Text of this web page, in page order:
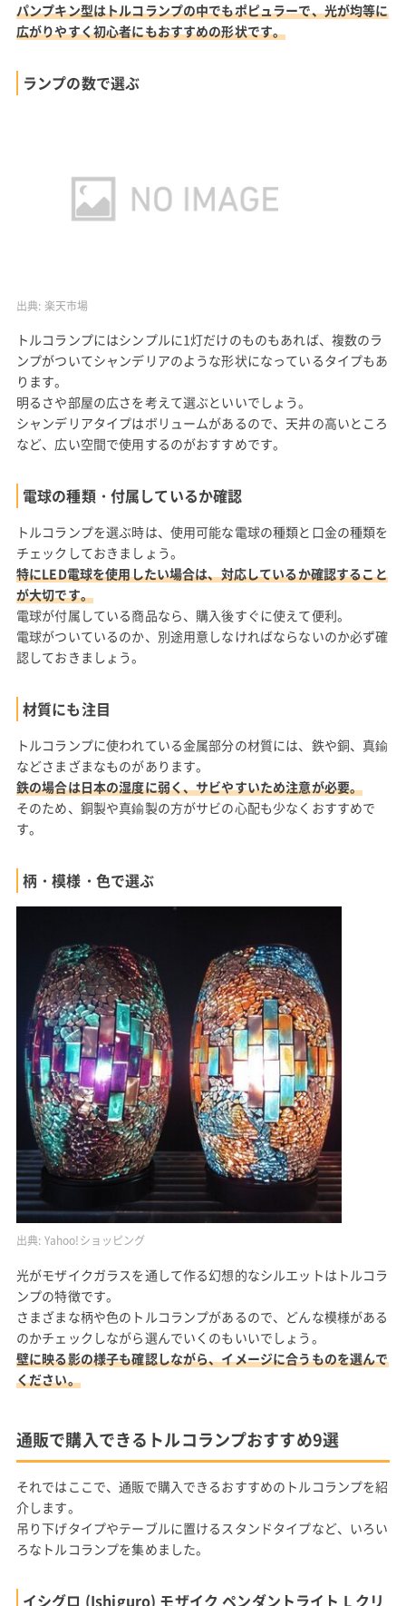
パンプキン型はトルコランプの中でもポピュラーで、光が均等に
広がりやすく初心者にもおすすめの形状です。
ランプの数で選ぶ
出典: 楽天市場
トルコランプにはシンプルに1灯だけのものもあれば、複数のラ
ンプがついてシャンデリアのような形状になっているタイプもあ
ります。
明るさや部屋の広さを考えて選ぶといいでしょう。
シャンデリアタイプはボリュームがあるので、天井の高いところ
など、広い空間で使用するのがおすすめです。
電球の種類・付属しているか確認
トルコランプを選ぶ時は、使用可能な電球の種類と口金の種類を
チェックしておきましょう。
特にLED電球を使用したい場合は、対応しているか確認すること
が大切です。
電球が付属している商品なら、購入後すぐに使えて便利。
電球がついているのか、別途用意しなければならないのか必ず確
認しておきましょう。
材質にも注目
トルコランプに使われている金属部分の材質には、鉄や銅、真鍮
などさまざまなものがあります。
鉄の場合は日本の湿度に弱く、サビやすいため注意が必要。
そのため、銅製や真鍮製の方がサビの心配も少なくおすすめで
す。
柄・模様・色で選ぶ
出典: Yahoo!ショッピング
光がモザイクガラスを通して作る幻想的なシルエットはトルコラ
ンプの特徴です。
さまざまな柄や色のトルコランプがあるので、どんな模様がある
のかチェックしながら選んでいくのもいいでしょう。
壁に映る影の様子も確認しながら、イメージに合うものを選んで
ください。
通販で購入できるトルコランプおすすめ9選
それではここで、通販で購入できるおすすめのトルコランプを紹
介します。
吊り下げタイプやテーブルに置けるスタンドタイプなど、いろい
ろなトルコランプを集めました。
イシグロ (Ishiguro) モザイク ペンダントライト L クリ